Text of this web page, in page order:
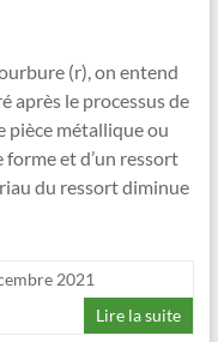
(r), on entend
après le processus de
pièce métallique ou
forme et d’un ressort
du ressort diminue
2021
Lire la suite